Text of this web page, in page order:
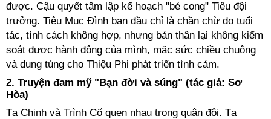
được. Cậu quyết tâm lập kế hoạch "bẻ cong" Tiêu đội
trưởng. Tiêu Mục Đình ban đầu chỉ là chần chừ do tuổi
tác, tính cách không hợp, nhưng bản thân lại không kiểm
soát được hành động của mình, mặc sức chiều chuộng
và dung túng cho Thiệu Phi phát triển tình cảm.
2. Truyện đam mỹ "Bạn đời và súng" (tác giả: Sơ
Hòa)
Tạ Chinh và Trình Cố quen nhau trong quân đội. Tạ